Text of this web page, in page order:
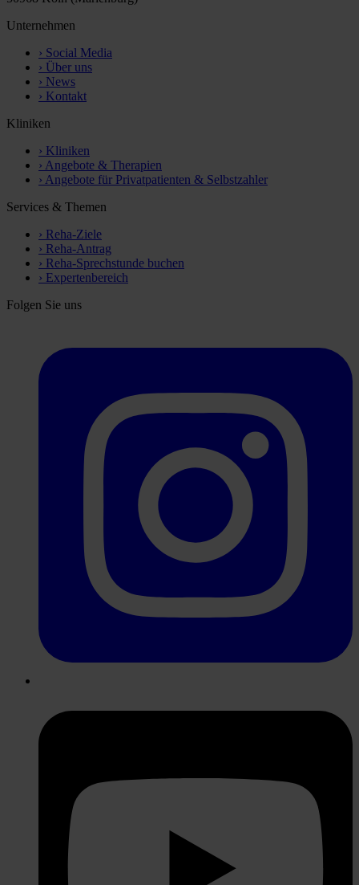
Unternehmen
› Social Media
› Über uns
› News
› Kontakt
Kliniken
› Kliniken
› Angebote & Therapien
› Angebote für Privatpatienten & Selbstzahler
Services & Themen
› Reha-Ziele
› Reha-Antrag
› Reha-Sprechstunde buchen
› Expertenbereich
Folgen Sie uns